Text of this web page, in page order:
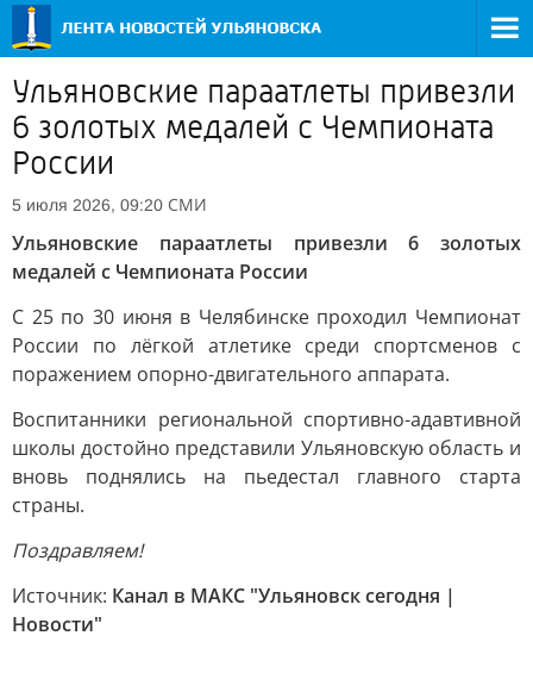
Ульяновские параатлеты привезли
6 золотых медалей с Чемпионата
России
5 июля 2026, 09:20 СМИ
Ульяновские параатлеты привезли 6 золотых
медалей с Чемпионата России
С 25 по 30 июня в Челябинске проходил Чемпионат
России по лёгкой атлетике среди спортсменов с
поражением опорно-двигательного аппарата.
Воспитанники региональной спортивно-адавтивной
школы достойно представили Ульяновскую область и
вновь поднялись на пьедестал главного старта
страны.
Поздравляем!
Источник: Канал в МАКС "Ульяновск сегодня |
Новости"